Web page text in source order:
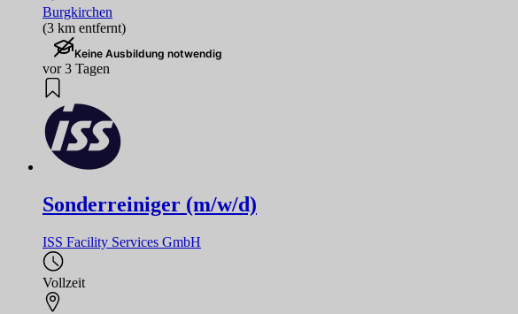
Burgkirchen
(3 km entfernt)
Keine Ausbildung notwendig
vor 3 Tagen
Sonderreiniger (m/w/d)
ISS Facility Services GmbH
Vollzeit